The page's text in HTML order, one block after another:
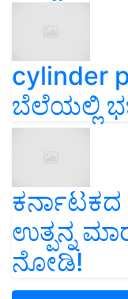
cylinder
ಬೆಲೆಯಲ್ಲಿ
ಉತ್ಪನ್ನ
ನೋಡಿ!